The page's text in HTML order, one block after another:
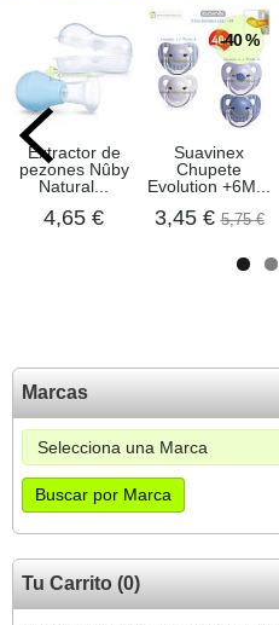
Marcas
Tu Carrito (0)
Extractor de
pezones Nûby
Natural...
4,65 €
-40 %
Suavinex
Chupete
Evolution +6M...
3,45 €5,75 €